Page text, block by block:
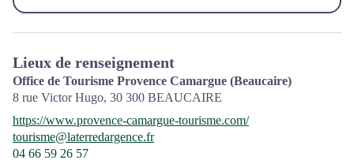
Lieux de renseignement
Office de Tourisme Provence Camargue (Beaucaire)
8 rue Victor Hugo, 30 300 BEAUCAIRE
https://www.provence-camargue-tourisme.com/
tourisme@laterredargence.fr
04 66 59 26 57